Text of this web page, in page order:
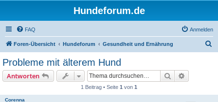
Hundeforum.de
FAQ Anmelden
Foren-Übersicht Hundeforum Gesundheit und Ernährung
Probleme mit älterem Hund
Antworten Suche
1 Beitrag • Seite 1 von 1
Corenna